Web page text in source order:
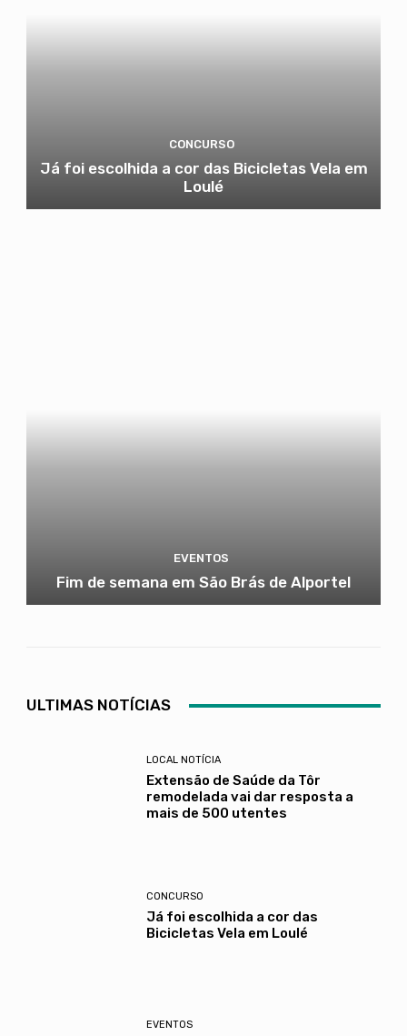
CONCURSO
Já foi escolhida a cor das Bicicletas Vela em
Loulé
EVENTOS
Fim de semana em São Brás de Alportel
ULTIMAS NOTÍCIAS
LOCAL NOTÍCIA
Extensão de Saúde da Tôr
remodelada vai dar resposta a
mais de 500 utentes
CONCURSO
Já foi escolhida a cor das
Bicicletas Vela em Loulé
EVENTOS